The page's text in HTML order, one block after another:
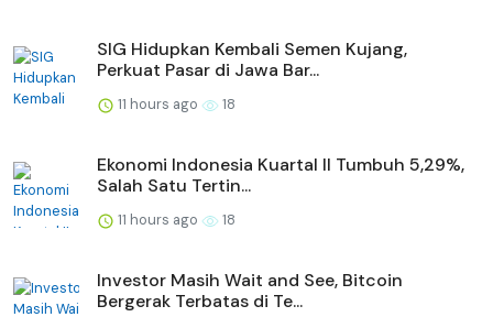
SIG Hidupkan Kembali Semen Kujang,
Perkuat Pasar di Jawa Bar...
11 hours ago 18
Ekonomi Indonesia Kuartal II Tumbuh 5,29%,
Salah Satu Tertin...
11 hours ago 18
Investor Masih Wait and See, Bitcoin
Bergerak Terbatas di Te...